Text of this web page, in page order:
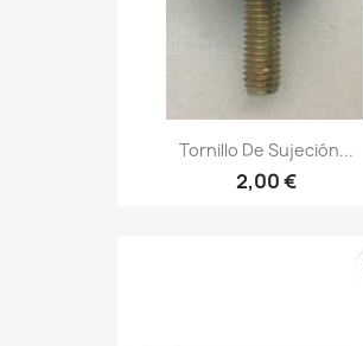
Tornillo De Sujeción...
2,00 €